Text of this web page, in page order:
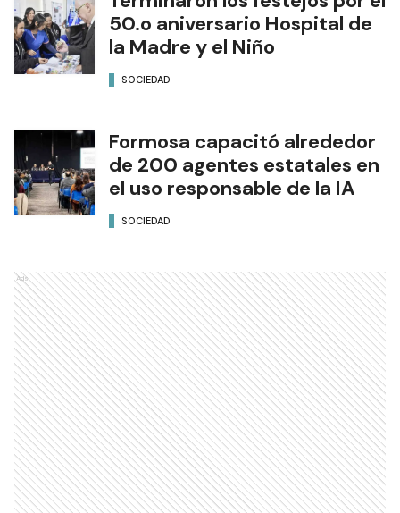
50.o aniversario Hospital de
la Madre y el Niño
SOCIEDAD
Formosa capacitó alrededor
de 200 agentes estatales en
el uso responsable de la IA
SOCIEDAD
Ads